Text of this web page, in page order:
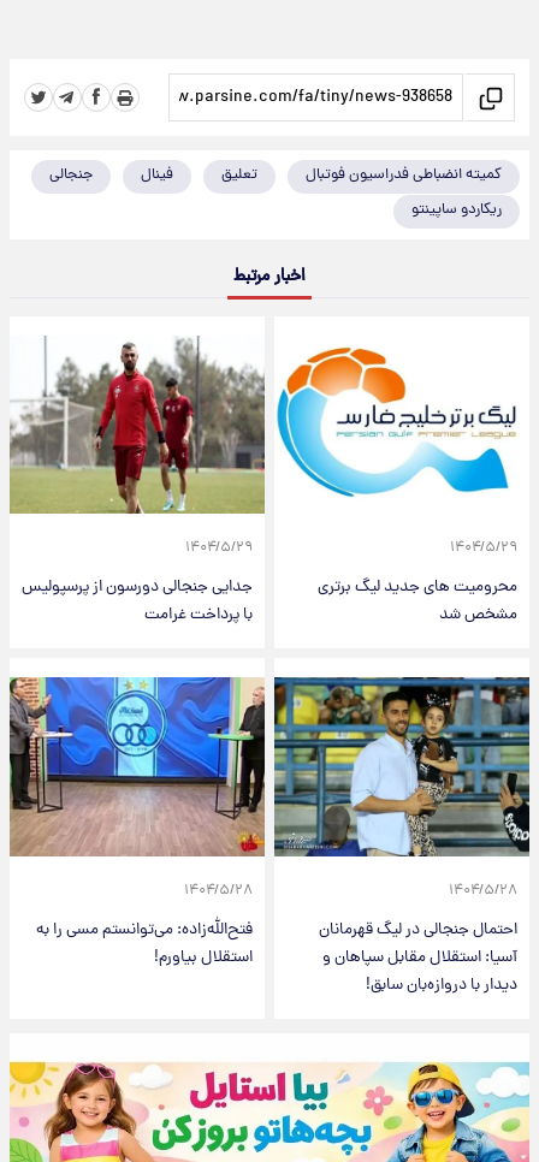
کمیته انضباطی فدراسیون فوتبال تعلیق فینال
جنجالی
ریکاردو ساپینتو
اخبار مرتبط
۱۴۰۴/۵/۲۹
محرومیت های جدید لیگ برتری
مشخص شد
۱۴۰۴/۵/۲۹
جدایی جنجالی دورسون از پرسپولیس
با پرداخت غرامت
۱۴۰۴/۵/۲۸
احتمال جنجالی در لیگ قهرمانان
آسیا: استقلال مقابل سپاهان و
دیدار با دروازه‌بان سابق!
۱۴۰۴/۵/۲۸
فتح‌الله‌زاده: می‌توانستم مسی را به
استقلال بیاورم!